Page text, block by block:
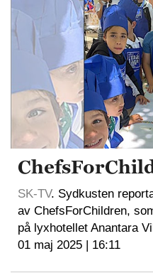
SK-TV. Sydkusten
av ChefsForChildren,
på lyxhotellet Anantara
01 maj 2025 | 16:11